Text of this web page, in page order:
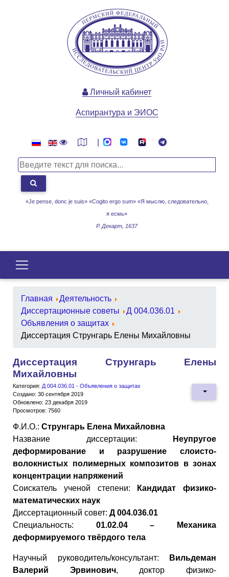
«Je pense, donc je suis» «Cogito ergo sum» «Я мыслю, следовательно,
я есмь»
Р. Декарт, 1637
Личный кабинет
Аспирантура и ЭИОС
Главная
Деятельность
Диссертационные советы
Д 004.036.01
Объявления о защитах
Диссертация Струнгарь Елены Михайловны
Диссертация Струнгарь Елены
Михайловны
Категория: Д 004.036.01 - Объявления о защитах
Создано: 30 сентября 2019
Обновлено: 23 декабря 2019
Просмотров: 7560
Ф.И.О.: Струнгарь Елена Михайловна
Название диссертации:
Неупругое
деформирование и разрушение слоисто-
волокнистых полимерных композитов в зонах
концентрации напряжений
Cоискатель ученой степени:
Кандидат физико-
математических наук
Диссертационный совет: Д 004.036.01
Специальность: 01.02.04 – Механика
деформируемого твёрдого тела
Научный руководитель/консультант:
Вильдеман
Валерий Эрвинович, доктор физико-